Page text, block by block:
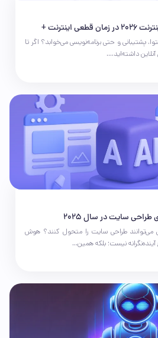
5 هوش مصنوعی بدون اینترنت 2026 در زمان قطعی اینترنت +
پشتیبانی و حتی برنامه‌نویسی می‌خوابد؟ اگر تا
داشته‌اید،...
می‌توانند طراحی سایت را متحول کنند؟ هوش
نیست؛ بلکه همین...